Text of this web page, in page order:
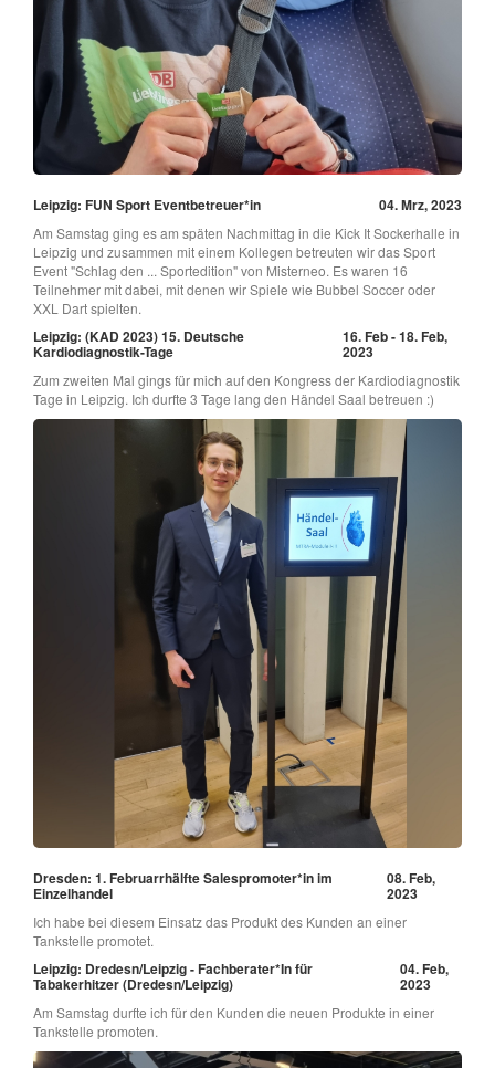
Leipzig: FUN Sport Eventbetreuer*in 04. Mrz, 2023
Am Samstag ging es am späten Nachmittag in die Kick It Sockerhalle in
Leipzig und zusammen mit einem Kollegen betreuten wir das Sport
Event "Schlag den ... Sportedition" von Misterneo. Es waren 16
Teilnehmer mit dabei, mit denen wir Spiele wie Bubbel Soccer oder
XXL Dart spielten.
Leipzig: (KAD 2023) 15. Deutsche
Kardiodiagnostik-Tage
16. Feb - 18. Feb,
2023
Zum zweiten Mal gings für mich auf den Kongress der Kardiodiagnostik
Tage in Leipzig. Ich durfte 3 Tage lang den Händel Saal betreuen :)
Dresden: 1. Februarrhälfte Salespromoter*in im
Einzelhandel
08. Feb,
2023
Ich habe bei diesem Einsatz das Produkt des Kunden an einer
Tankstelle promotet.
Leipzig: Dredesn/Leipzig - Fachberater*In für
Tabakerhitzer (Dredesn/Leipzig)
04. Feb,
2023
Am Samstag durfte ich für den Kunden die neuen Produkte in einer
Tankstelle promoten.